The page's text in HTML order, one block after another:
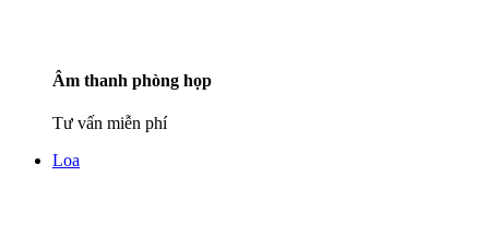
Âm thanh phòng họp
Tư vấn miễn phí
Loa